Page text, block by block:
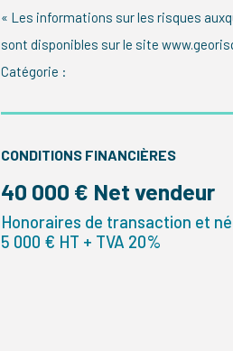
« Les informations sur les risques
sont disponibles sur le site
Catégorie :
CONDITIONS FINANCIÈRES
40 000 € Net vendeur
Honoraires de transaction et
5 000 € HT + TVA 20%